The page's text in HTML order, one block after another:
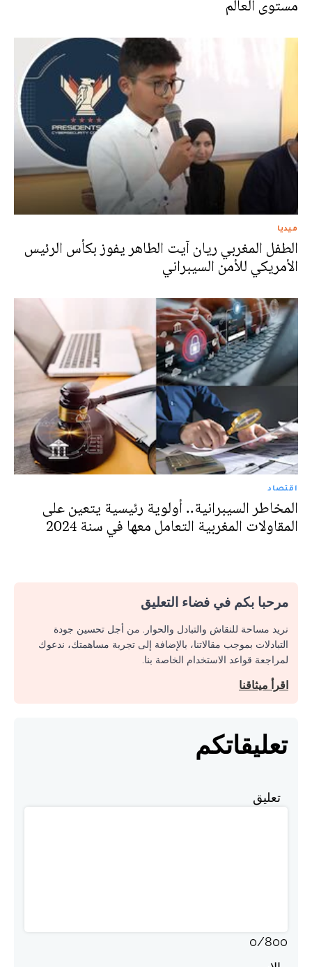
مستوى العالم
ميديا
الطفل المغربي ريان آيت الطاهر يفوز بكأس الرئيس
الأمريكي للأمن السيبراني
اقتصاد
المخاطر السيبرانية.. أولوية رئيسية يتعين على
المقاولات المغربية التعامل معها في سنة 2024
مرحبا بكم في فضاء التعليق
نريد مساحة للنقاش والتبادل والحوار. من أجل تحسين جودة
التبادلات بموجب مقالاتنا، بالإضافة إلى تجربة مساهمتك، ندعوك
لمراجعة قواعد الاستخدام الخاصة بنا.
اقرأ ميثاقنا
تعليقاتكم
تعليق
0/800